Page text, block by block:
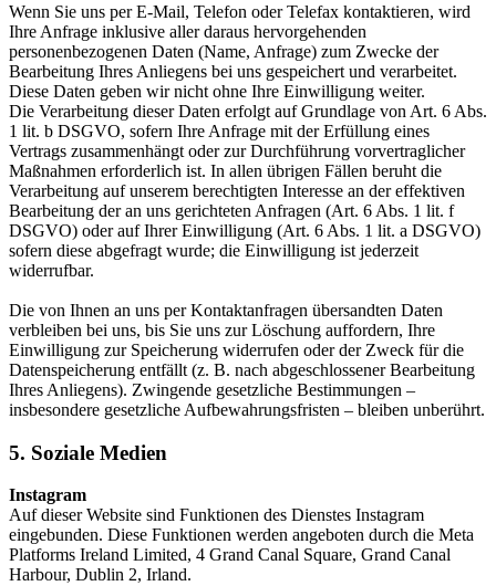
Wenn Sie uns per E-Mail, Telefon oder Telefax kontaktieren, wird
Ihre Anfrage inklusive aller daraus hervorgehenden
personenbezogenen Daten (Name, Anfrage) zum Zwecke der
Bearbeitung Ihres Anliegens bei uns gespeichert und verarbeitet.
Diese Daten geben wir nicht ohne Ihre Einwilligung weiter.
Die Verarbeitung dieser Daten erfolgt auf Grundlage von Art. 6 Abs.
1 lit. b DSGVO, sofern Ihre Anfrage mit der Erfüllung eines
Vertrags zusammenhängt oder zur Durchführung vorvertraglicher
Maßnahmen erforderlich ist. In allen übrigen Fällen beruht die
Verarbeitung auf unserem berechtigten Interesse an der effektiven
Bearbeitung der an uns gerichteten Anfragen (Art. 6 Abs. 1 lit. f
DSGVO) oder auf Ihrer Einwilligung (Art. 6 Abs. 1 lit. a DSGVO)
sofern diese abgefragt wurde; die Einwilligung ist jederzeit
widerrufbar.
Die von Ihnen an uns per Kontaktanfragen übersandten Daten
verbleiben bei uns, bis Sie uns zur Löschung auffordern, Ihre
Einwilligung zur Speicherung widerrufen oder der Zweck für die
Datenspeicherung entfällt (z. B. nach abgeschlossener Bearbeitung
Ihres Anliegens). Zwingende gesetzliche Bestimmungen –
insbesondere gesetzliche Aufbewahrungsfristen – bleiben unberührt.
5. Soziale Medien
Instagram
Auf dieser Website sind Funktionen des Dienstes Instagram
eingebunden. Diese Funktionen werden angeboten durch die Meta
Platforms Ireland Limited, 4 Grand Canal Square, Grand Canal
Harbour, Dublin 2, Irland.